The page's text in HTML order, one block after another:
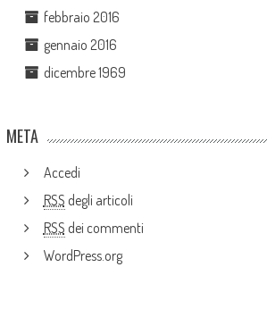
febbraio 2016
gennaio 2016
dicembre 1969
META
Accedi
RSS degli articoli
RSS dei commenti
WordPress.org